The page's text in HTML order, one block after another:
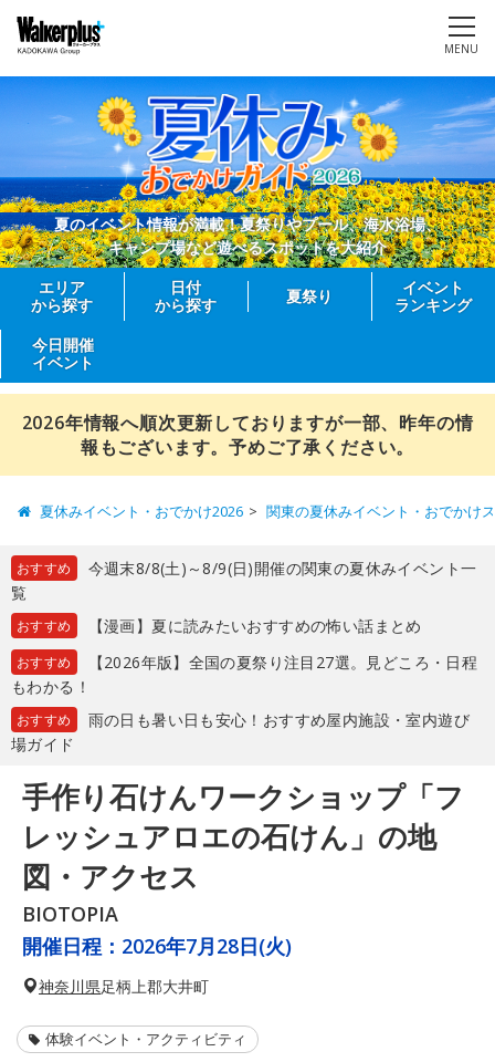
MENU
夏のイベント情報が満載！夏祭りやプール、海水浴場、
キャンプ場など遊べるスポットを大紹介
エリア
から探す
日付
から探す
夏祭り
イベント
ランキング
今日開催
イベント
2026年情報へ順次更新しておりますが一部、昨年の情
報もございます。予めご了承ください。
夏休みイベント・おでかけ2026 関東の夏休みイベント・おでかけ
おすすめ
今週末8/8(土)～8/9(日)開催の関東の夏休みイベント一
覧
おすすめ 【漫画】夏に読みたいおすすめの怖い話まとめ
おすすめ
【2026年版】全国の夏祭り注目27選。見どころ・日程
もわかる！
おすすめ
雨の日も暑い日も安心！おすすめ屋内施設・室内遊び
場ガイド
手作り石けんワークショップ「フ
レッシュアロエの石けん」の地
図・アクセス
BIOTOPIA
開催日程： 2026年7月28日(火)
神奈川県足柄上郡大井町
体験イベント・アクティビティ